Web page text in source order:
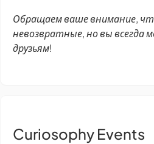
Обращаем ваше внимание,
невозвратные, но вы всегда
друзьям!
Curiosophy Events